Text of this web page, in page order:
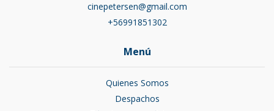
cinepetersen@gmail.com
+56991851302
Menú
Quienes Somos
Despachos